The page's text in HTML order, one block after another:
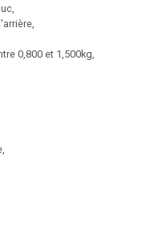
0,800 et 1,500kg,